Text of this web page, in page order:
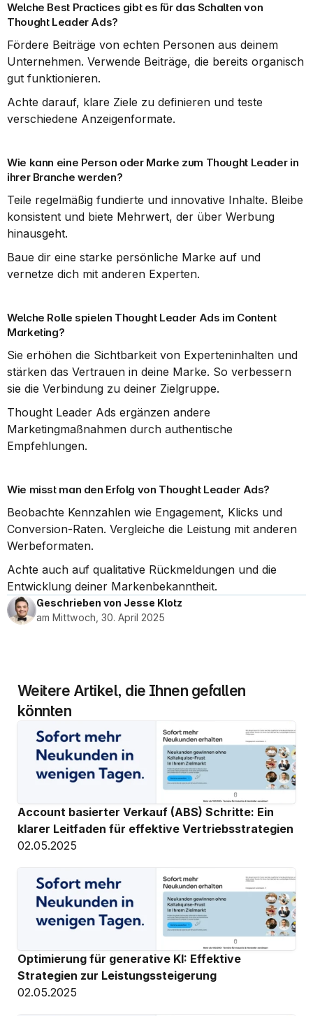
Welche Best Practices gibt es für das Schalten von
Thought Leader Ads?
Fördere Beiträge von echten Personen aus deinem
Unternehmen. Verwende Beiträge, die bereits organisch
gut funktionieren.
Achte darauf, klare Ziele zu definieren und teste
verschiedene Anzeigenformate.
Wie kann eine Person oder Marke zum Thought Leader in
ihrer Branche werden?
Teile regelmäßig fundierte und innovative Inhalte. Bleibe
konsistent und biete Mehrwert, der über Werbung
hinausgeht.
Baue dir eine starke persönliche Marke auf und
vernetze dich mit anderen Experten.
Welche Rolle spielen Thought Leader Ads im Content
Marketing?
Sie erhöhen die Sichtbarkeit von Experteninhalten und
stärken das Vertrauen in deine Marke. So verbessern
sie die Verbindung zu deiner Zielgruppe.
Thought Leader Ads ergänzen andere
Marketingmaßnahmen durch authentische
Empfehlungen.
Wie misst man den Erfolg von Thought Leader Ads?
Beobachte Kennzahlen wie Engagement, Klicks und
Conversion-Raten. Vergleiche die Leistung mit anderen
Werbeformaten.
Achte auch auf qualitative Rückmeldungen und die
Entwicklung deiner Markenbekanntheit.
Geschrieben von Jesse Klotz
am Mittwoch, 30. April 2025
Weitere Artikel, die Ihnen gefallen
könnten
Account basierter Verkauf (ABS) Schritte: Ein
klarer Leitfaden für effektive Vertriebsstrategien
02.05.2025
Optimierung für generative KI: Effektive
Strategien zur Leistungssteigerung
02.05.2025